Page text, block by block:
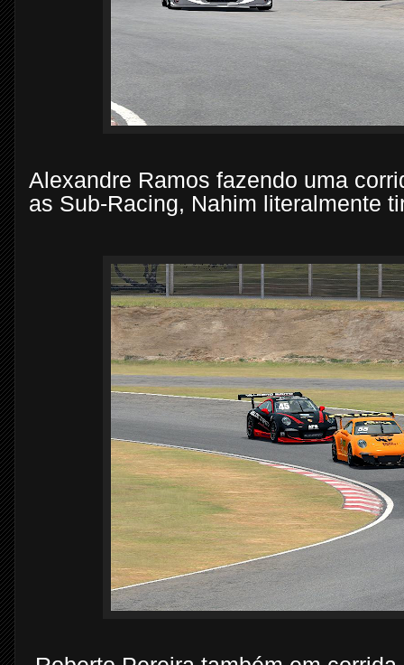
Alexandre Ramos fazendo uma
as Sub-Racing, Nahim literalmente